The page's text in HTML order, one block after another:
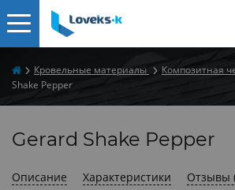
Кровельные материалы Композитная
Shake Pepper
Gerard Shake Pepper
Описание Характеристики Отзывы